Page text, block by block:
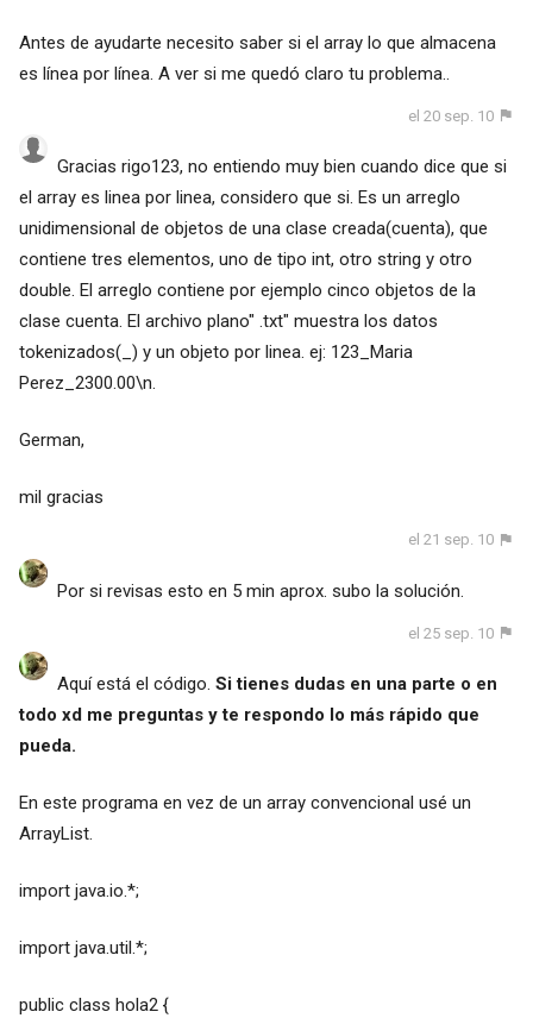
Antes de ayudarte necesito saber si el array lo que almacena
es línea por línea. A ver si me quedó claro tu problema..
el 20 sep. 10
Gracias rigo123, no entiendo muy bien cuando dice que si
el array es linea por linea, considero que si. Es un arreglo
unidimensional de objetos de una clase creada(cuenta), que
contiene tres elementos, uno de tipo int, otro string y otro
double. El arreglo contiene por ejemplo cinco objetos de la
clase cuenta. El archivo plano" .txt" muestra los datos
tokenizados(_) y un objeto por linea. ej: 123_Maria
Perez_2300.00\n.
German,
mil gracias
el 21 sep. 10
Por si revisas esto en 5 min aprox. subo la solución.
el 25 sep. 10
Aquí está el código. Si tienes dudas en una parte o en
todo xd me preguntas y te respondo lo más rápido que
pueda.
En este programa en vez de un array convencional usé un
ArrayList.
import java.io.*;
import java.util.*;
public class hola2 {